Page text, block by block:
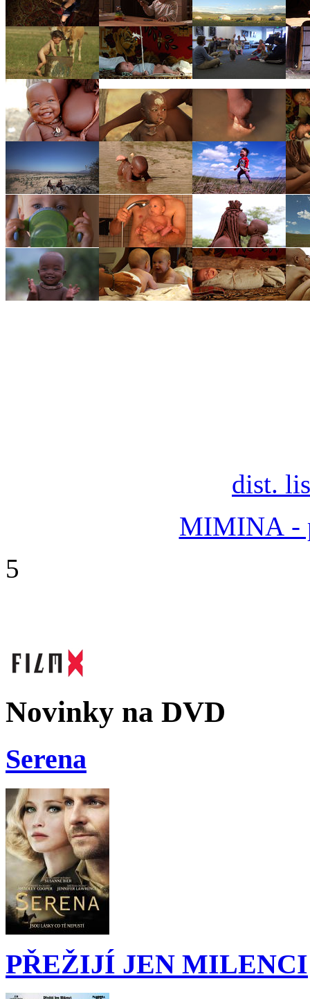
dist.
MIMINA -
5
Novinky na DVD
Serena
PŘEŽIJÍ JEN MILENCI